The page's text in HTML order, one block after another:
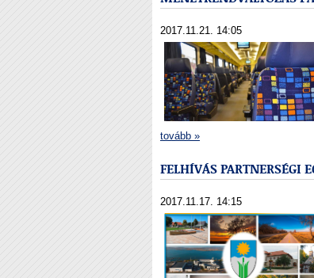
2017.11.21. 14:05
tovább »
FELHÍVÁS PARTNERSÉGI
2017.11.17. 14:15